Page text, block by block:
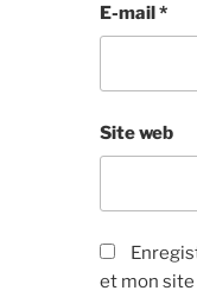
E-mail*
Site web
et mon